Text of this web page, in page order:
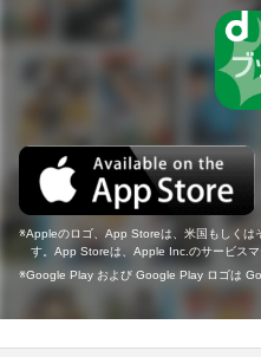
Appleのロゴ、App Storeは、米国もしく
す。App Storeは、Apple Inc.のサービスマ
Google Play および Google Play ロゴは